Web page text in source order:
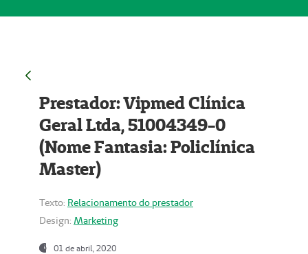
Prestador: Vipmed Clínica
Geral Ltda, 51004349-0
(Nome Fantasia: Policlínica
Master)
Texto: Relacionamento do prestador
Design: Marketing
01 de abril, 2020